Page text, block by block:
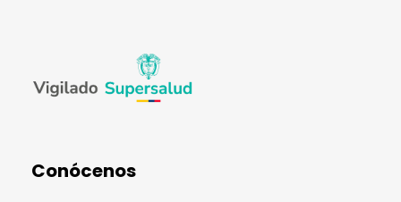
Conócenos